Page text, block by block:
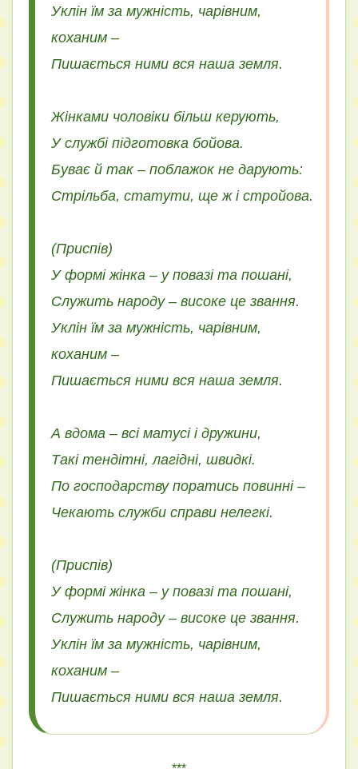
Уклін їм за мужність, чарівним,
коханим –
Пишається ними вся наша земля.
Жінками чоловіки більш керують,
У службі підготовка бойова.
Буває й так – поблажок не дарують:
Стрільба, статути, ще ж і стройова.
(Приспів)
У формі жінка – у повазі та пошані,
Служить народу – високе це звання.
Уклін їм за мужність, чарівним,
коханим –
Пишається ними вся наша земля.
А вдома – всі матусі і дружини,
Такі тендітні, лагідні, швидкі.
По господарству поратись повинні –
Чекають служби справи нелегкі.
(Приспів)
У формі жінка – у повазі та пошані,
Служить народу – високе це звання.
Уклін їм за мужність, чарівним,
коханим –